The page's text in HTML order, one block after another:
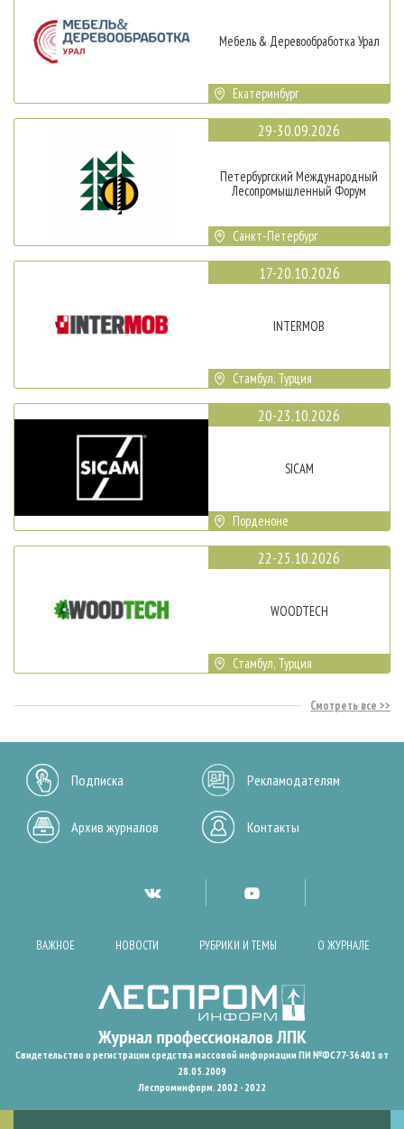
Мебель & Деревообработка Урал
Екатеринбург
29-30.09.2026
Петербургский Международный
Лесопромышленный Форум
Санкт-Петербург
17-20.10.2026
INTERMOB
Стамбул, Турция
20-23.10.2026
SICAM
Порденоне
22-25.10.2026
WOODTECH
Стамбул, Турция
Смотреть все
Подписка Рекламодателям
Архив журналов Контакты
ВАЖНОЕ НОВОСТИ РУБРИКИ И ТЕМЫ О ЖУРНАЛЕ
Свидетельство о регистрации средства массовой информации ПИ №ФС77-36401 от
28.05.2009
Леспроминформ. 2002 - 2022